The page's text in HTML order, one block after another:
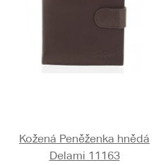
Kožená Peněženka hnědá
Delami 11163